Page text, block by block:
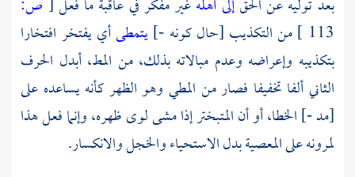
بعد توليه عن الحقإلى أهلهغير مفكر في عاقبة ما فعل[ ص:
113 ] من التكذيب [حال كونه -]يتمطىأي يفتخر افتخارا
بتكذيبه وإعراضه وعدم مبالاته بذلك، من المط، أبدل الحرف
الثاني ألفا تخفيفا فصار من المطي وهو الظهر كأنه يساعده على
[مد -] الخطا، أو أن المتبختر إذا مشى لوى ظهره، وإنما فعل هذا
لمرونه على المعصية بدل الاستحياء والخجل والانكسار.